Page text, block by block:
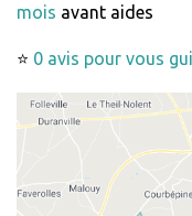
mois avant aides
⭐ 0 avis pour vous